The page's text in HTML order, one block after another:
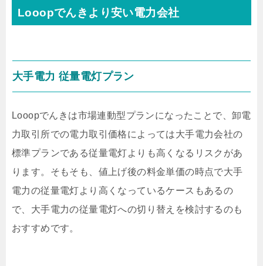
Looopでんきより安い電力会社
大手電力 従量電灯プラン
Looopでんきは市場連動型プランになったことで、卸電
力取引所での電力取引価格によっては大手電力会社の
標準プランである従量電灯よりも高くなるリスクがあ
ります。そもそも、値上げ後の料金単価の時点で大手
電力の従量電灯より高くなっているケースもあるの
で、大手電力の従量電灯への切り替えを検討するのも
おすすめです。